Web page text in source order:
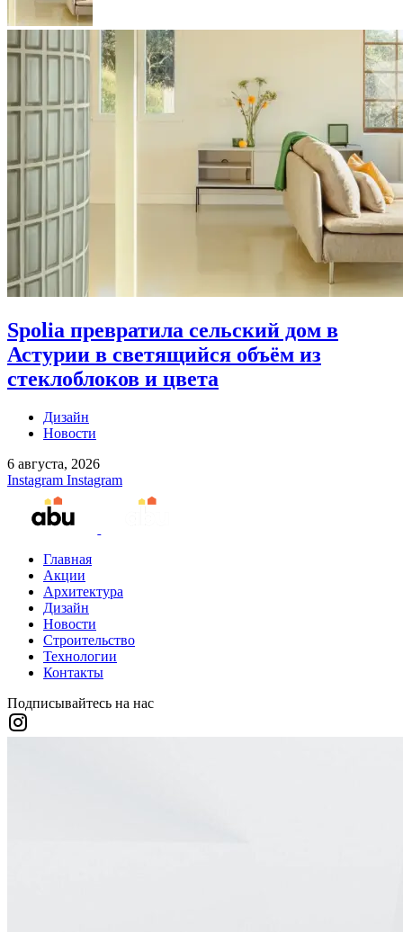
Spolia превратила сельский дом в
Астурии в светящийся объём из
стеклоблоков и цвета
Дизайн
Новости
6 августа, 2026
Instagram Instagram
Главная
Акции
Архитектура
Дизайн
Новости
Строительство
Технологии
Контакты
Подписывайтесь на нас